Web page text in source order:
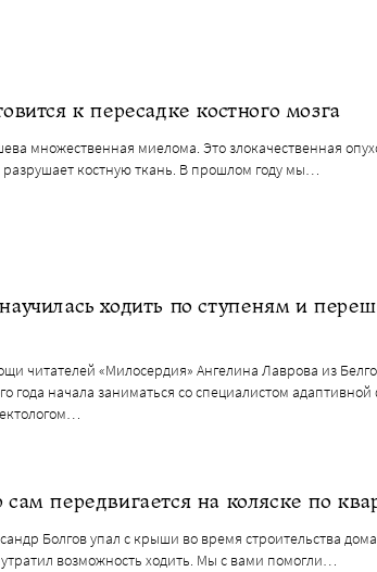
к пересадке костного мозга
множественная миелома. Это злокачественная
разрушает костную ткань. В прошлом году мы…
ходить по ступеням и
читателей «Милосердия» Ангелина Лаврова из
года начала заниматься со специалистом
передвигается на коляске по
Болгов упал с крыши во время строительства
возможность ходить. Мы с вами помогли…